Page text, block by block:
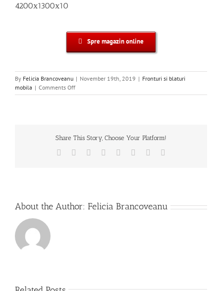
4200x1300x10
Spre magazin online
By Felicia Brancoveanu | November 19th, 2019 | Fronturi si blaturi
mobila | Comments Offon
Blaturi
compact
Share This Story, Choose Your Platform!
Facebook Reddit LinkedIn
TumblrPinterest
About the Author: Felicia Brancoveanu